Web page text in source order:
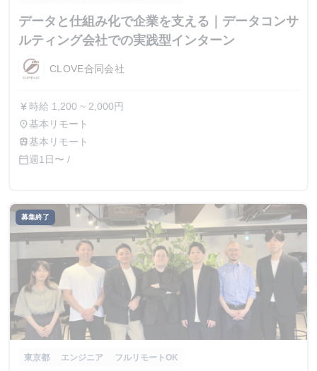
データと仕組み化で企業を支える｜データコンサ
ルティング会社での実践型インターン
CLOVE合同会社
currency_yen 時給 1,200 ~ 2,000円
place 基本リモート
train 基本リモート
calendar_today週1日〜 /
募集終了
東京都 エンジニア フルリモートOK